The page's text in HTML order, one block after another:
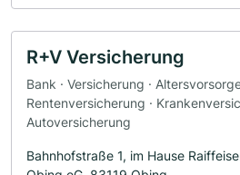
R+V Versicherung
Bank · Versicherung ·
Rentenversicherung ·
Autoversicherung
Bahnhofstraße 1, im Hause